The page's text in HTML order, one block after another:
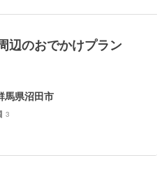
辺のおでかけプラン
県沼田市
3